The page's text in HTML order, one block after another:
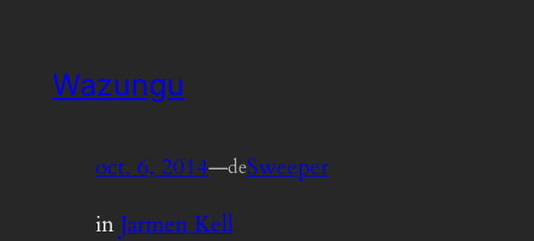
Wazungu
oct. 6, 2014—deSweeper
inJarmen Kell